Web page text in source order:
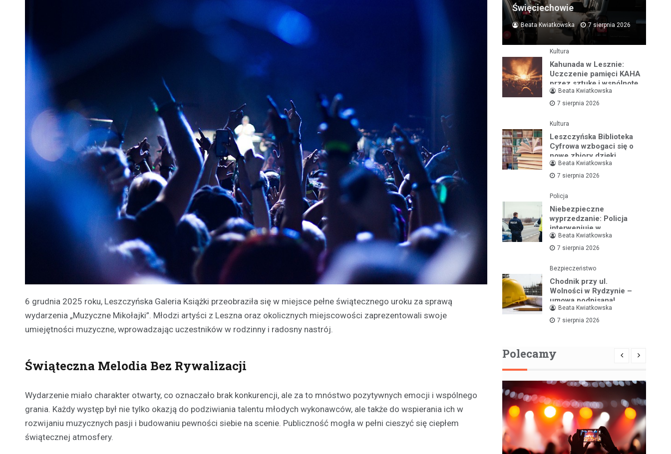
6 grudnia 2025 roku, Leszczyńska Galeria Książki przeobraziła się w miejsce pełne świątecznego uroku za sprawą
wydarzenia „Muzyczne Mikołajki”. Młodzi artyści z Leszna oraz okolicznych miejscowości zaprezentowali swoje
umiejętności muzyczne, wprowadzając uczestników w rodzinny i radosny nastrój.
Świąteczna Melodia Bez Rywalizacji
Wydarzenie miało charakter otwarty, co oznaczało brak konkurencji, ale za to mnóstwo pozytywnych emocji i wspólnego
grania. Każdy występ był nie tylko okazją do podziwiania talentu młodych wykonawców, ale także do wspierania ich w
rozwijaniu muzycznych pasji i budowaniu pewności siebie na scenie. Publiczność mogła w pełni cieszyć się ciepłem
świątecznej atmosfery.
Święciechowie
Beata Kwiatkowska 7 sierpnia 2026
Kultura
Kahunada w Lesznie:
Uczczenie pamięci KAHA
przez sztukę i wspólnotę
Beata Kwiatkowska
7 sierpnia 2026
Kultura
Leszczyńska Biblioteka
Cyfrowa wzbogaci się o
nowe zbiory dzięki
wsparciu ministerialnemu
Beata Kwiatkowska
7 sierpnia 2026
Policja
Niebezpieczne
wyprzedzanie: Policja
interweniuje w
dramatycznej sytuacji na
drodze
Beata Kwiatkowska
7 sierpnia 2026
Bezpieczeństwo
Chodnik przy ul.
Wolności w Rydzynie –
umowa podpisana!
Beata Kwiatkowska
7 sierpnia 2026
Polecamy